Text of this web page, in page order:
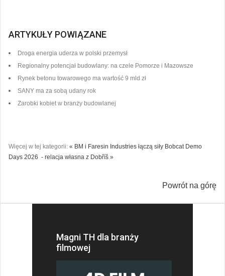
ARTYKUŁY POWIĄZANE
Droga energia uderza w polski przemysł
Regionalny potencjał budowlany: na czele Pomorze i Mazowsze
Rynek betonu towarowego ma wartość 9 mld zł
SANY ma za sobą udany rok
Zarobki kobiet w branży budowlanej
Więcej w tej kategorii: « BM i Faresin Industries łączą siły Bobcat Demo
Days 2026 - relacja własna z Dobříš »
Powrót na górę
Magni TH dla branży
filmowej